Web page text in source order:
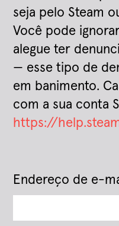
seja pelo Steam
Você pode
alegue ter
— esse tipo de
em banimento.
com a sua conta
https://
Endereço de e-